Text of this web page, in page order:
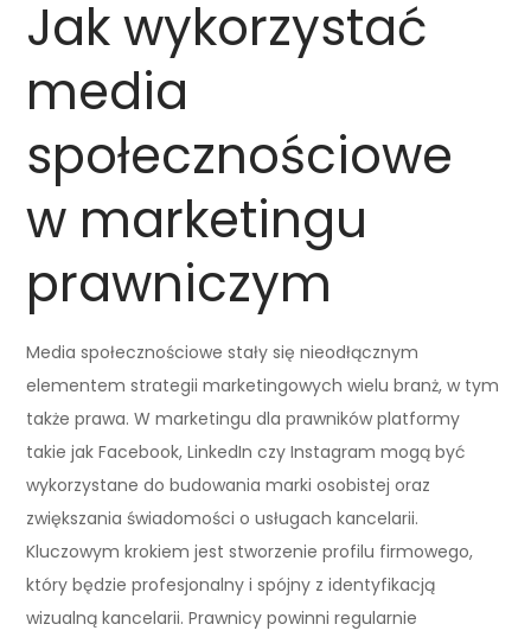
Jak wykorzystać
media
społecznościowe
w marketingu
prawniczym
Media społecznościowe stały się nieodłącznym
elementem strategii marketingowych wielu branż, w tym
także prawa. W marketingu dla prawników platformy
takie jak Facebook, LinkedIn czy Instagram mogą być
wykorzystane do budowania marki osobistej oraz
zwiększania świadomości o usługach kancelarii.
Kluczowym krokiem jest stworzenie profilu firmowego,
który będzie profesjonalny i spójny z identyfikacją
wizualną kancelarii. Prawnicy powinni regularnie